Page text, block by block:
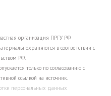
организация ПРГУ РФ
охраняются в соответствии с
РФ.
только по согласованию с
ссылкой на источник.
персональных данных